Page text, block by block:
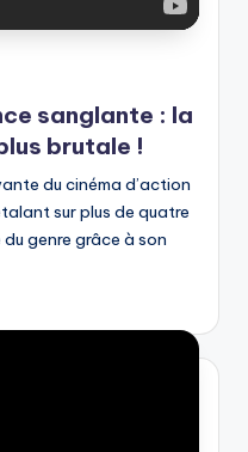
sanglante : la
brutale !
du cinéma d’action
sur plus de quatre
du genre grâce à son